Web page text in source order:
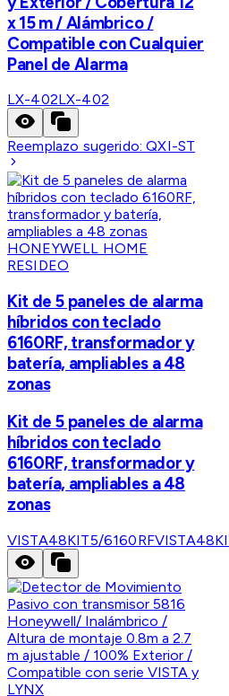
x 15 m / Alámbrico /
Compatible con Cualquier
Panel de Alarma
LX-402LX-402
Reemplazo sugerido:QXI-ST
HONEYWELL HOME
RESIDEO
Kit de 5 paneles de alarma
híbridos con teclado
6160RF, transformador y
batería, ampliables a 48
zonas
Kit de 5 paneles de alarma
híbridos con teclado
6160RF, transformador y
batería, ampliables a 48
zonas
VISTA48KIT5/6160RF